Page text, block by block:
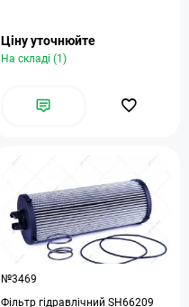
Ціну уточнюйте
На складі (1)
№3469
Фільтр гідравлічний SH66209